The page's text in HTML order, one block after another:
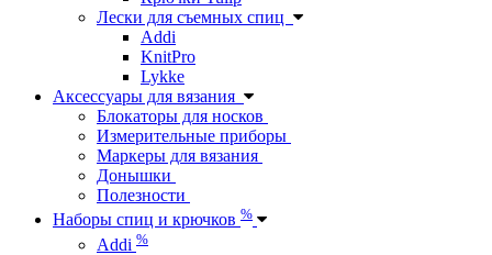
Лески для съемных спиц
Addi
KnitPro
Lykke
Аксессуары для вязания
Блокаторы для носков
Измерительные приборы
Маркеры для вязания
Донышки
Полезности
Наборы спиц и крючков %
Addi %